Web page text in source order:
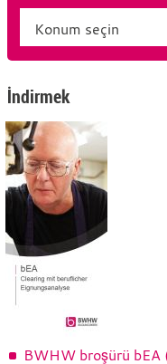
İndirmek
BWHW broşürü bEA